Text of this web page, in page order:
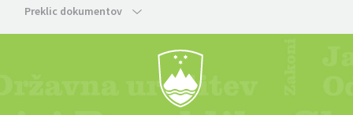
Preklic dokumentov